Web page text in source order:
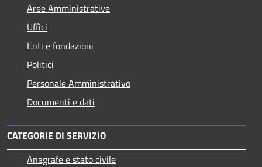
Aree Amministrative
Uffici
Enti e fondazioni
Politici
Personale Amministrativo
Documenti e dati
CATEGORIE DI SERVIZIO
Anagrafe e stato civile